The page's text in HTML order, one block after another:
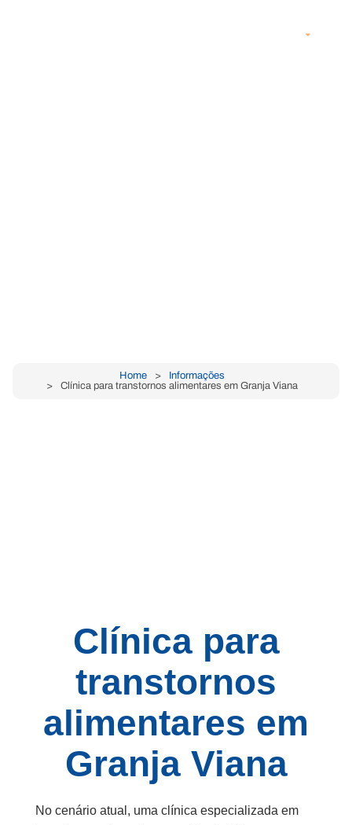
Home
Informações
Clínica para transtornos alimentares em Granja Viana
Clínica para
transtornos
alimentares em
Granja Viana
No cenário atual, uma clínica especializada em